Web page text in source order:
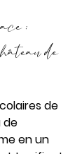
:
de
de
de
en un